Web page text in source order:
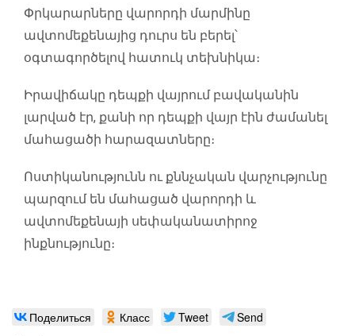
Փրկարարները վարորդի մարմինը
ավտոմեքենայից դուրս են բերել՝
օգտագործելով հատուկ տեխնիկա։
Իրավիճակը դեպքի վայրում բավականին
լարված էր, քանի որ դեպքի վայր էին ժամանել
մահացածի հարազատները։
Ոստիկանությունն ու քննչական վարչությունը
պարզում են մահացած վարորդի և
ավտոմեքենայի սեփականատիրոջ
ինքնությունը։
Поделиться Класс Tweet Send